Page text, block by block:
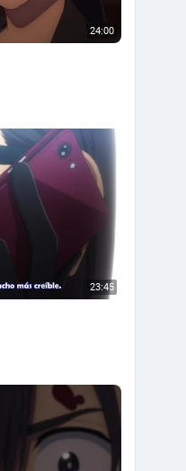
24:00
23:45